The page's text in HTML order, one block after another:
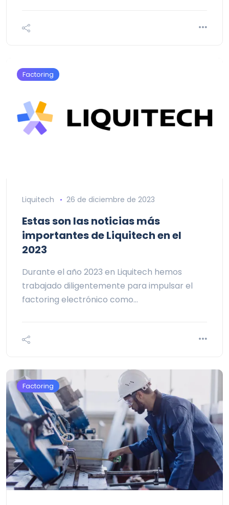
Factoring
Liquitech 26 de diciembre de 2023
Estas son las noticias más
importantes de Liquitech en el
2023
Durante el año 2023 en Liquitech hemos
trabajado diligentemente para impulsar el
factoring electrónico como…
Factoring